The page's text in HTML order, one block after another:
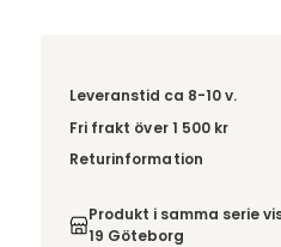
Leveranstid ca 8-10 v.
Fri frakt över 1 500 kr
Välj utförande via 'Gör dina
Returinformation
omfattas därför inte av
Produkt i samma serie
19 Göteborg